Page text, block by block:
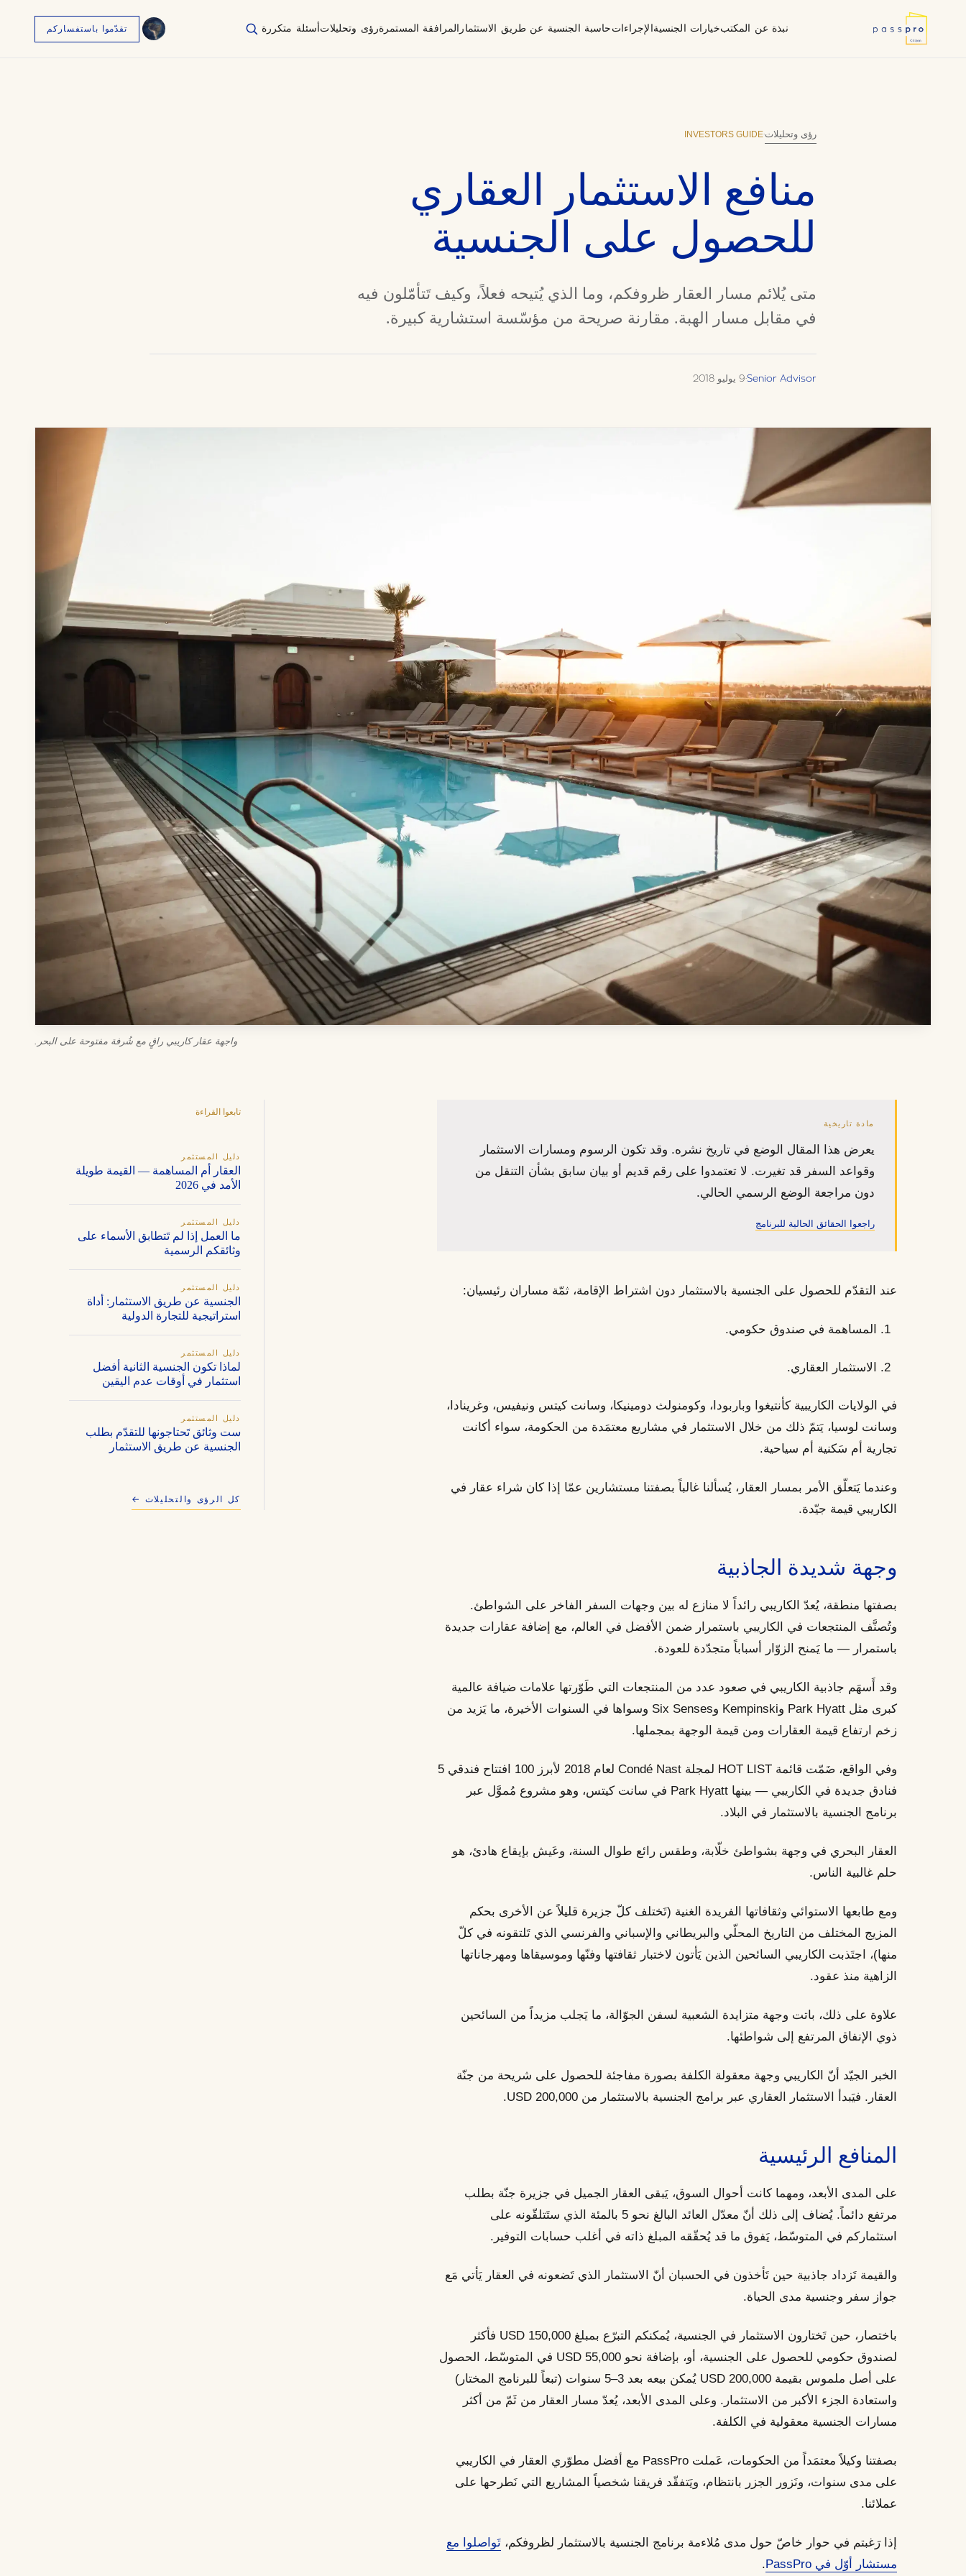
نبذة عن المكتبخيارات الجنسية الإجراءات حاسبة الجنسية عن طريق الاستثمار المرافقة المستمرةرؤى وتحليلات أسئلة متكررة تقدّموا باستفساركم
رؤى وتحليلات·
INVESTORS GUIDE
منافع الاستثمار العقاري
للحصول على الجنسية
متى يُلائم مسار العقار ظروفكم، وما الذي يُتيحه فعلاً، وكيف تَتأمّلون فيه
في مقابل مسار الهبة. مقارنة صريحة من مؤسّسة استشارية كبيرة.
Senior Advisor
·9 يوليو 2018
واجهة عقار كاريبي راقٍ مع شُرفة مفتوحة على البحر.
مادة تاريخية
يعرض هذا المقال الوضع في تاريخ نشره. وقد تكون الرسوم ومسارات الاستثمار
وقواعد السفر قد تغيرت. لا تعتمدوا على رقم قديم أو بيان سابق بشأن التنقل من
دون مراجعة الوضع الرسمي الحالي.
راجعوا الحقائق الحالية للبرنامج
عند التقدّم للحصول على الجنسية بالاستثمار دون اشتراط الإقامة، ثمّة مساران رئيسيان:
المساهمة في صندوق حكومي.
الاستثمار العقاري.
في الولايات الكاريبية كأنتيغوا وباربودا، وكومنولث دومينيكا، وسانت كيتس ونيفيس، وغرينادا،
وسانت لوسيا، يَتمّ ذلك من خلال الاستثمار في مشاريع معتمَدة من الحكومة، سواء أكانت
تجارية أم سَكنية أم سياحية.
وعندما يَتعلّق الأمر بمسار العقار، يُسألنا غالباً بصفتنا مستشارين عمّا إذا كان شراء عقار في
الكاريبي قيمة جيّدة.
وجهة شديدة الجاذبية
بصفتها منطقة، يُعدّ الكاريبي رائداً لا منازع له بين وجهات السفر الفاخر على الشواطئ.
وتُصنَّف المنتجعات في الكاريبي باستمرار ضمن الأفضل في العالم، مع إضافة عقارات جديدة
باستمرار — ما يَمنح الزوّار أسباباً متجدّدة للعودة.
وقد أَسهَم جاذبية الكاريبي في صعود عدد من المنتجعات التي طَوّرتها علامات ضيافة عالمية
كبرى مثل Park Hyatt وKempinski وSix Senses وسواها في السنوات الأخيرة، ما يَزيد من
زخم ارتفاع قيمة العقارات ومن قيمة الوجهة بمجملها.
وفي الواقع، ضَمّت قائمة HOT LIST لمجلة Condé Nast لعام 2018 لأبرز 100 افتتاح فندقي 5
فنادق جديدة في الكاريبي — بينها Park Hyatt في سانت كيتس، وهو مشروع مُموَّل عبر
برنامج الجنسية بالاستثمار في البلاد.
العقار البحري في وجهة بشواطئ خلّابة، وطقس رائع طوال السنة، وعَيش بإيقاع هادئ، هو
حلم غالبية الناس.
ومع طابعها الاستوائي وثقافاتها الفريدة الغنية (تَختلف كلّ جزيرة قليلاً عن الأخرى بحكم
المزيج المختلف من التاريخ المحلّي والبريطاني والإسباني والفرنسي الذي تَلتقونه في كلّ
منها)، اجتَذبت الكاريبي السائحين الذين يَأتون لاختبار ثقافتها وفنّها وموسيقاها ومهرجاناتها
الزاهية منذ عقود.
علاوة على ذلك، باتت وجهة متزايدة الشعبية لسفن الجوّالة، ما يَجلب مزيداً من السائحين
ذوي الإنفاق المرتفع إلى شواطئها.
الخبر الجيّد أنّ الكاريبي وجهة معقولة الكلفة بصورة مفاجئة للحصول على شريحة من جنّة
العقار. فيَبدأ الاستثمار العقاري عبر برامج الجنسية بالاستثمار من 200,000 USD.
المنافع الرئيسية
على المدى الأبعد، ومهما كانت أحوال السوق، يَبقى العقار الجميل في جزيرة جنّة بطلب
مرتفع دائماً. يُضاف إلى ذلك أنّ معدّل العائد البالغ نحو 5 بالمئة الذي ستَتلقّونه على
استثماركم في المتوسّط، يَفوق ما قد يُحقّقه المبلغ ذاته في أغلب حسابات التوفير.
والقيمة تَزداد جاذبية حين تَأخذون في الحسبان أنّ الاستثمار الذي تَضعونه في العقار يَأتي مَع
جواز سفر وجنسية مدى الحياة.
باختصار، حين تَختارون الاستثمار في الجنسية، يُمكنكم التبرّع بمبلغ 150,000 USD فأكثر
لصندوق حكومي للحصول على الجنسية، أو، بإضافة نحو 55,000 USD في المتوسّط، الحصول
على أصل ملموس بقيمة 200,000 USD يُمكن بيعه بعد 3–5 سنوات (تبعاً للبرنامج المختار)
واستعادة الجزء الأكبر من الاستثمار. وعلى المدى الأبعد، يُعدّ مسار العقار من ثَمّ من أكثر
مسارات الجنسية معقولية في الكلفة.
بصفتنا وكيلاً معتمَداً من الحكومات، عَملت PassPro مع أفضل مطوّري العقار في الكاريبي
على مدى سنوات، ونَزور الجزر بانتظام، ويَتفقّد فريقنا شخصياً المشاريع التي نَطرحها على
عملائنا.
إذا رَغبتم في حوار خاصّ حول مدى مُلاءمة برنامج الجنسية بالاستثمار لظروفكم، تَواصلوا مع
مستشار أوّل في PassPro
.
تابعوا القراءة
دليل المستثمر
العقار أم المساهمة — القيمة طويلة
الأمد في 2026
دليل المستثمر
ما العمل إذا لم تَتطابق الأسماء على
وثائقكم الرسمية
دليل المستثمر
الجنسية عن طريق الاستثمار: أداة
استراتيجية للتجارة الدولية
دليل المستثمر
لماذا تكون الجنسية الثانية أفضل
استثمار في أوقات عدم اليقين
دليل المستثمر
ست وثائق تَحتاجونها للتقدّم بطلب
الجنسية عن طريق الاستثمار
كل الرؤى والتحليلات ←